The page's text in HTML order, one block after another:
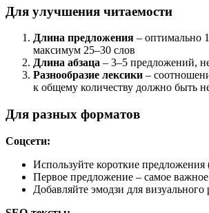
Для улучшения читаемости
Длина предложения – оптимально
максимум 25–30 слов
Длина абзаца – 3–5 предложений,
Разнообразие лексики –
к общему количеству должно быть
Для разных форматов
Соцсети:
Используйте короткие предложения
Первое предложение – самое важное
Добавляйте эмодзи для визуального